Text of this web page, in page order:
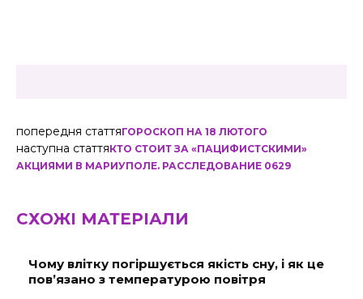
попередня статтяГОРОСКОП НА 18 ЛЮТОГО
наступна статтяКТО СТОИТ ЗА «ПАЦИФИСТСКИМИ»
АКЦИЯМИ В МАРИУПОЛЕ. РАССЛЕДОВАНИЕ 0629
СХОЖІ МАТЕРІАЛИ
Чому влітку погіршується якість сну, і як це
пов’язано з температурою повітря